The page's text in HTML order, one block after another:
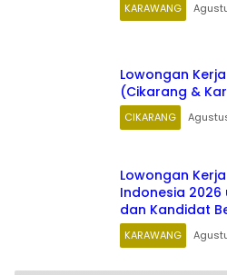
KARAWANG
Lowongan
(Cikarang &
CIKARANG
Lowongan
Indonesia
dan Kandidat
KARAWANG